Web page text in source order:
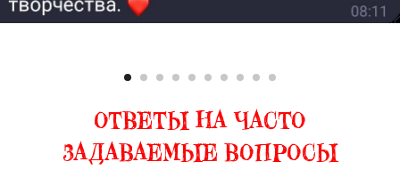
ОТВЕТЫ НА ЧАСТО
ЗАДАВАЕМЫЕ ВОПРОСЫ